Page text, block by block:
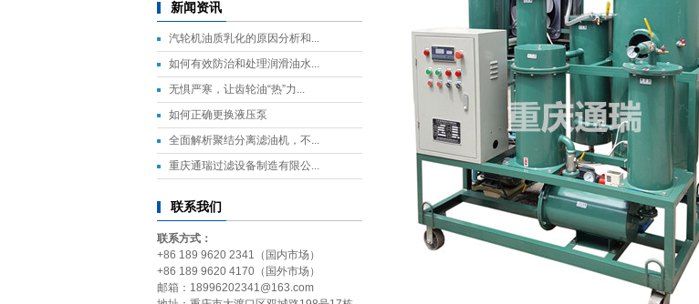
新闻资讯
汽轮机油质乳化的原因分析和...
如何有效防治和处理润滑油水...
无惧严寒，让齿轮油“热”力...
如何正确更换液压泵
全面解析聚结分离滤油机，不...
重庆通瑞过滤设备制造有限公...
联系我们
联系方式：
+86 189 9620 2341（国内市场）
+86 189 9620 4170（国外市场）
邮箱：18996202341@163.com